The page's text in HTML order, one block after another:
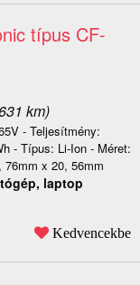
típus CF-
km)
- Teljesítmény:
- Típus: Li-Ion - Méret:
76mm x 20, 56mm
laptop
Kedvencekbe